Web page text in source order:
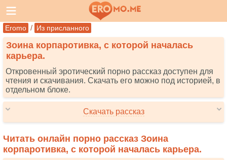
Eromo / Из присланного
Зоина корпаротивка, с которой началась
карьера.
Откровенный эротический порно рассказ доступен для
чтения и скачивания. Скачать его можно под историей, в
отдельном блоке.
Скачать рассказ
Читать онлайн порно рассказ Зоина
корпаротивка, с которой началась карьера.